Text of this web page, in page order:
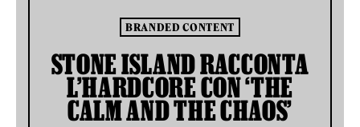
BRANDED CONTENT
STONE ISLAND RACCONTA
L’HARDCORE CON ‘THE
CALM AND THE CHAOS’